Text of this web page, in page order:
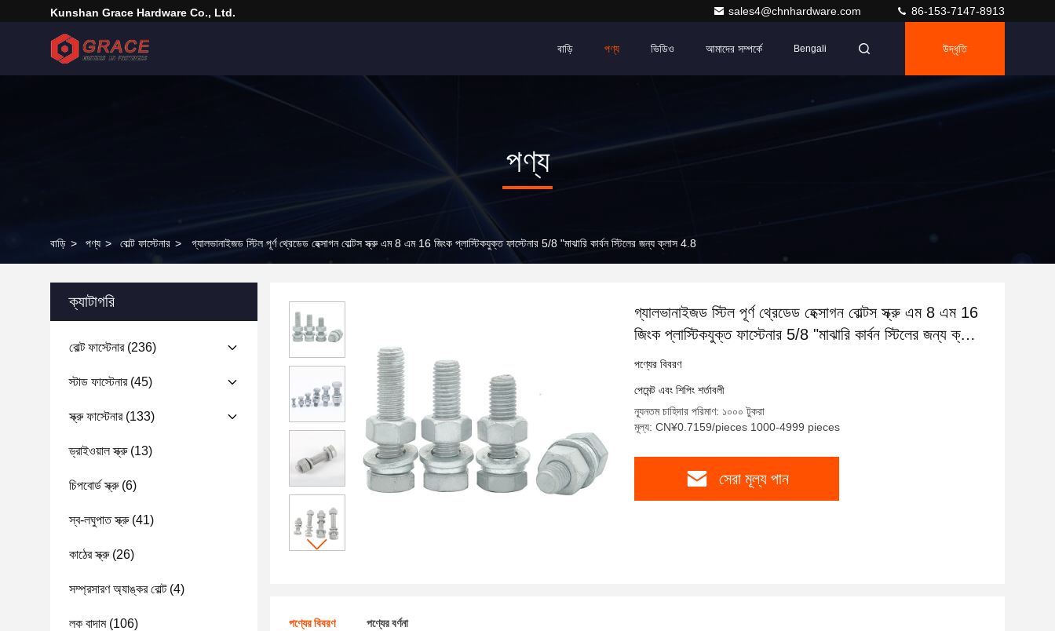
Kunshan Grace Hardware Co., Ltd. sales4@chnhardware.com 86-153-7147-8913
বাড়ি পণ্য ভিডিও আমাদের সম্পর্কে Bengali উদ্ধৃতি
পণ্য
বাড়ি > পণ্য > বোল্ট ফাস্টেনার > গ্যালভানাইজড স্টিল পূর্ণ থ্রেডেড হেক্সাগন বোল্টস স্ক্রু এম 8 এম 16 জিংক প্লাস্টিকযুক্ত ফাস্টেনার 5/8 "মাঝারি কার্বন স্টিলের জন্য ক্লাস 4.8
ক্যাটাগরি
বোল্ট ফাস্টেনার(236)
স্টাড ফাস্টেনার(45)
স্ক্রু ফাস্টেনার(133)
ড্রাইওয়াল স্ক্রু(13)
চিপবোর্ড স্ক্রু(6)
স্ব-লঘুপাত স্ক্রু(41)
কাঠের স্ক্রু(26)
সম্প্রসারণ অ্যাঙ্কর বোল্ট(4)
লক বাদাম(106)
গ্যালভানাইজড স্টিল পূর্ণ থ্রেডেড হেক্সাগন বোল্টস স্ক্রু এম 8 এম 16
জিংক প্লাস্টিকযুক্ত ফাস্টেনার 5/8 "মাঝারি কার্বন স্টিলের জন্য ক্লাস
4.8
পণ্যের বিবরণ
পেমেন্ট এবং শিপিং শর্তাবলী
ন্যূনতম চাহিদার পরিমাণ: ১০০০ টুকরা
মূল্য: CN¥0.7159/pieces 1000-4999 pieces
সেরা মূল্য পান
পণ্যের বিবরণ পণ্যের বর্ণনা